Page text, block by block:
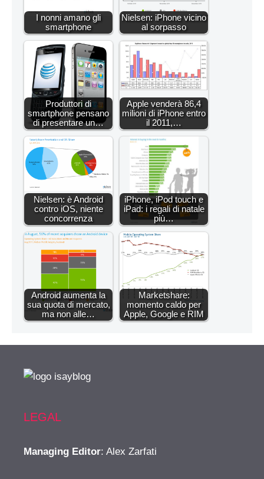
I nonni amano gli
smartphone
Nielsen: iPhone vicino
al sorpasso
Produttori di
smartphone pensano
di presentare un…
Apple venderà 86,4
milioni di iPhone entro
il 2011,…
Nielsen: è Android
contro iOS, niente
concorrenza
iPhone, iPod touch e
iPad: i regali di natale
più…
Android aumenta la
sua quota di mercato,
ma non alle…
Marketshare:
momento caldo per
Apple, Google e RIM
LEGAL
Managing Editor: Alex Zarfati